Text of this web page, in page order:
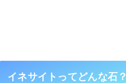
イネサイトってどんな石？